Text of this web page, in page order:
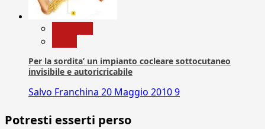
Per la sordita’ un impianto cocleare sottocutaneo
invisibile e autoricricabile
Salvo Franchina 20 Maggio 20109
Potresti esserti perso